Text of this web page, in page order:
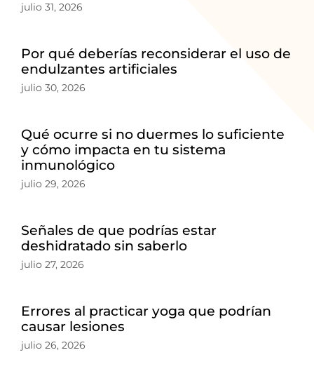
julio 31, 2026
Por qué deberías reconsiderar el uso de
endulzantes artificiales
julio 30, 2026
Qué ocurre si no duermes lo suficiente
y cómo impacta en tu sistema
inmunológico
julio 29, 2026
Señales de que podrías estar
deshidratado sin saberlo
julio 27, 2026
Errores al practicar yoga que podrían
causar lesiones
julio 26, 2026